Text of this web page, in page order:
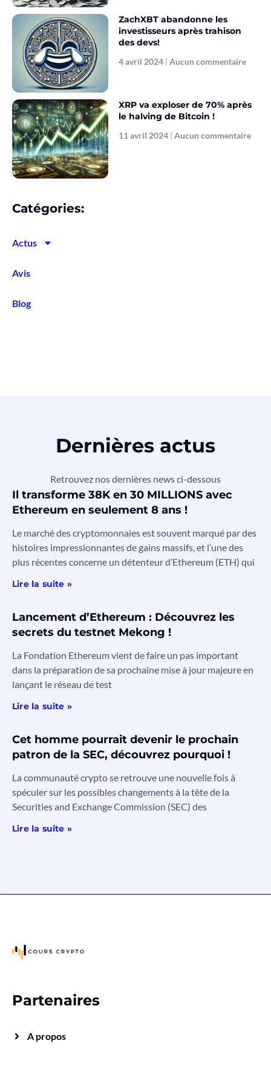
ZachXBT abandonne les
investisseurs après trahison
des devs!
4 avril 2024 Aucun commentaire
XRP va exploser de 70% après
le halving de Bitcoin !
11 avril 2024 Aucun commentaire
Catégories:
Actus
Avis
Blog
Dernières actus
Retrouvez nos dernières news ci-dessous
Il transforme 38K en 30 MILLIONS avec
Ethereum en seulement 8 ans !
Le marché des cryptomonnaies est souvent marqué par des
histoires impressionnantes de gains massifs, et l’une des
plus récentes concerne un détenteur d’Ethereum (ETH) qui
Lire la suite »
Lancement d’Ethereum : Découvrez les
secrets du testnet Mekong !
La Fondation Ethereum vient de faire un pas important
dans la préparation de sa prochaine mise à jour majeure en
lançant le réseau de test
Lire la suite »
Cet homme pourrait devenir le prochain
patron de la SEC, découvrez pourquoi !
La communauté crypto se retrouve une nouvelle fois à
spéculer sur les possibles changements à la tête de la
Securities and Exchange Commission (SEC) des
Lire la suite »
Partenaires
A propos